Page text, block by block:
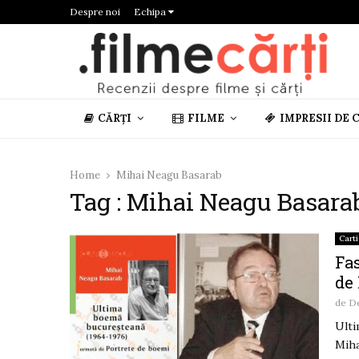
Despre noi Echipa
CĂRȚI FILME IMPRESII DE
Home Mihai Neagu Basarab
Tag : Mihai Neagu
Carti
de
de